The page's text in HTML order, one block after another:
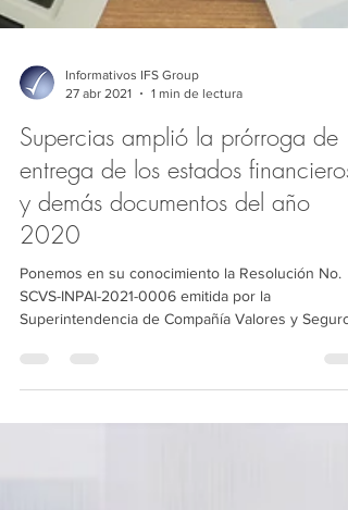
Informativos IFS Group
27 abr 2021
1 min de lectura
Supercias amplió la prórroga de
entrega de los estados financieros
y demás documentos del año
2020
SCVS-INPAI-2021-0006 emitida por la
Superintendencia de Compañía Valores y